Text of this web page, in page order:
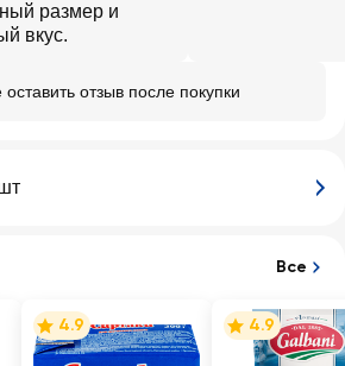
размер и
вкус.
отзыв после покупки
Все
4.9 4.9